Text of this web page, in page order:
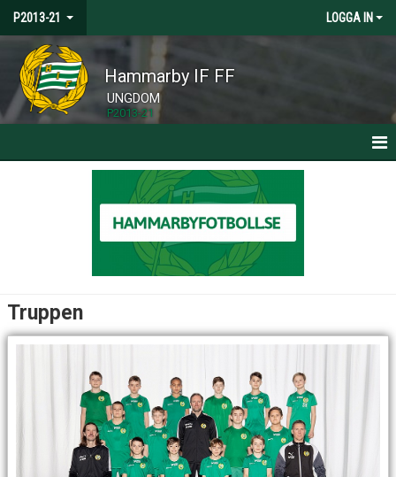
P2013-21 LOGGA IN
Hammarby IF FF
UNGDOM
P2013-21
TRUPPEN
Truppen